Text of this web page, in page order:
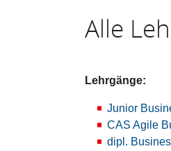
Alle
Lehrgänge:
Junior
CAS Agile
dipl.